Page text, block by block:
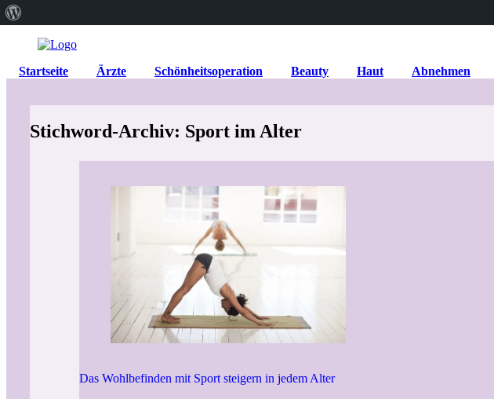
Startseite Ärzte Schönheitsoperation Beauty Haut Abnehmen
Stichword-Archiv: Sport im Alter
Das Wohlbefinden mit Sport steigern in jedem Alter
WordPress